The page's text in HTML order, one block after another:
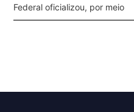
Federal oficializou, por meio